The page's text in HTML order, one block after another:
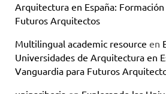
Arquitectura en España:
Futuros Arquitectos
Multilingual academic resource en
Universidades de Arquitectura en
Vanguardia para Futuros